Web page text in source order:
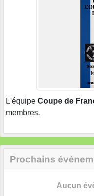
L'équipe Coupe de
membres.
Prochains
Aucun